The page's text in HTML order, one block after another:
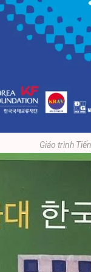
Giáo trình